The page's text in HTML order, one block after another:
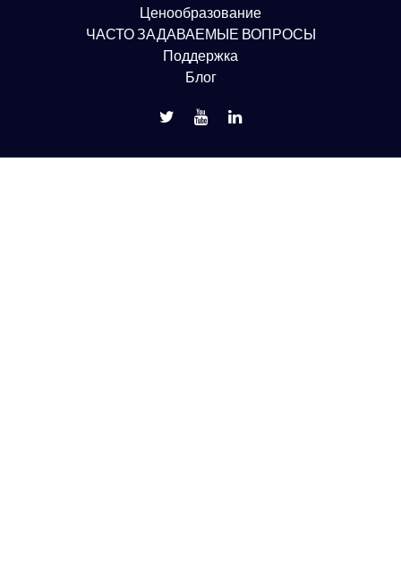
Ценообразование
ЧАСТО ЗАДАВАЕМЫЕ ВОПРОСЫ
Поддержка
Блог